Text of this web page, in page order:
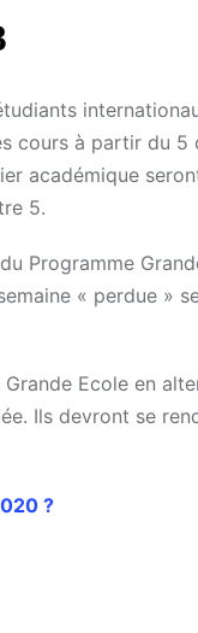
cours à partir du
académique
5.
Programme
« perdue »
Ecole en
Ils devront se
?